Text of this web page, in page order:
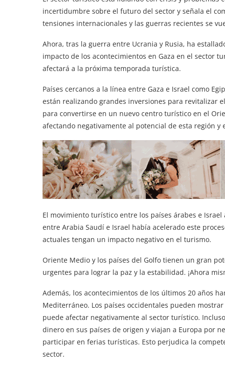
incertidumbre sobre el futuro del sector y señala el
tensiones internacionales y las guerras recientes se
Ahora, tras la guerra entre Ucrania y Rusia, ha
impacto de los acontecimientos en Gaza en el sector
afectará a la próxima temporada turística.
Países cercanos a la línea entre Gaza e Israel como
están realizando grandes inversiones para revitalizar
para convertirse en un nuevo centro turístico en el
afectando negativamente al potencial de esta región
El movimiento turístico entre los países árabes e
entre Arabia Saudí e Israel había acelerado este
actuales tengan un impacto negativo en el turismo.
Oriente Medio y los países del Golfo tienen un gran
urgentes para lograr la paz y la estabilidad. ¡Ahora
Además, los acontecimientos de los últimos 20 años
Mediterráneo. Los países occidentales pueden
puede afectar negativamente al sector turístico.
dinero en sus países de origen y viajan a Europa por
participar en ferias turísticas. Esto perjudica la
sector.